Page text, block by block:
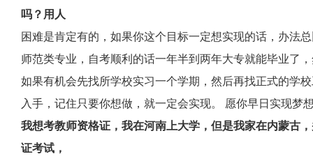
吗？用人
困难是肯定有的，如果你这个目标一定想实现的话，办法
师范类专业，自考顺利的话一年半到两年大专就能毕业了
如果有机会先找所学校实习一个学期，然后再找正式的学
入手，记住只要你想做，就一定会实现。 愿你早日实现梦
我想考教师资格证，我在河南上大学，但是我家在内蒙古
证考试，